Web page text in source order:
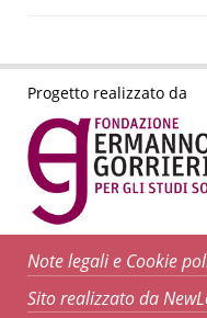
Progetto realizzato da
Note legali e Cookie
Sito realizzato da